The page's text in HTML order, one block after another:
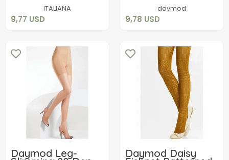
ITALIANA
9,77 USD
daymod
9,78 USD
Daymod Leg- Daymod Daisy